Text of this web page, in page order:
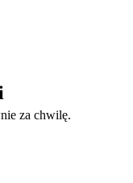
za chwilę.